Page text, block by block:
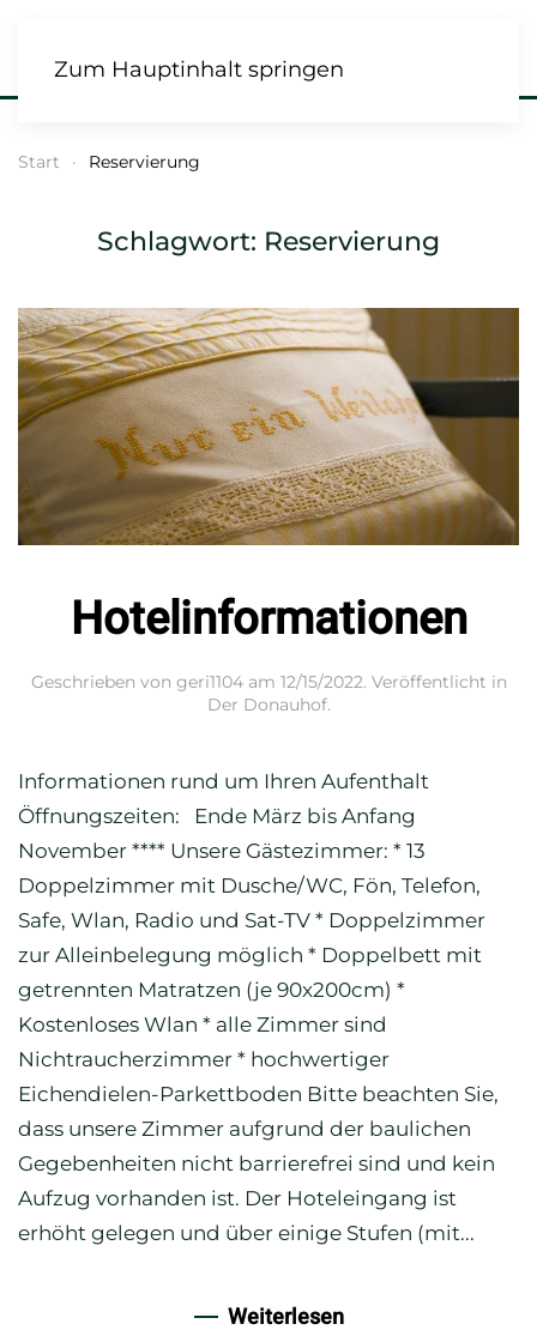
Zum Hauptinhalt springen
Start Reservierung
Schlagwort: Reservierung
Hotelinformationen
Geschrieben von geri1104am 12/15/2022. Veröffentlicht in
Der Donauhof.
Informationen rund um Ihren Aufenthalt
Öffnungszeiten: Ende März bis Anfang
November **** Unsere Gästezimmer: * 13
Doppelzimmer mit Dusche/WC, Fön, Telefon,
Safe, Wlan, Radio und Sat-TV * Doppelzimmer
zur Alleinbelegung möglich * Doppelbett mit
getrennten Matratzen (je 90x200cm) *
Kostenloses Wlan * alle Zimmer sind
Nichtraucherzimmer * hochwertiger
Eichendielen-Parkettboden Bitte beachten Sie,
dass unsere Zimmer aufgrund der baulichen
Gegebenheiten nicht barrierefrei sind und kein
Aufzug vorhanden ist. Der Hoteleingang ist
erhöht gelegen und über einige Stufen (mit...
Weiterlesen